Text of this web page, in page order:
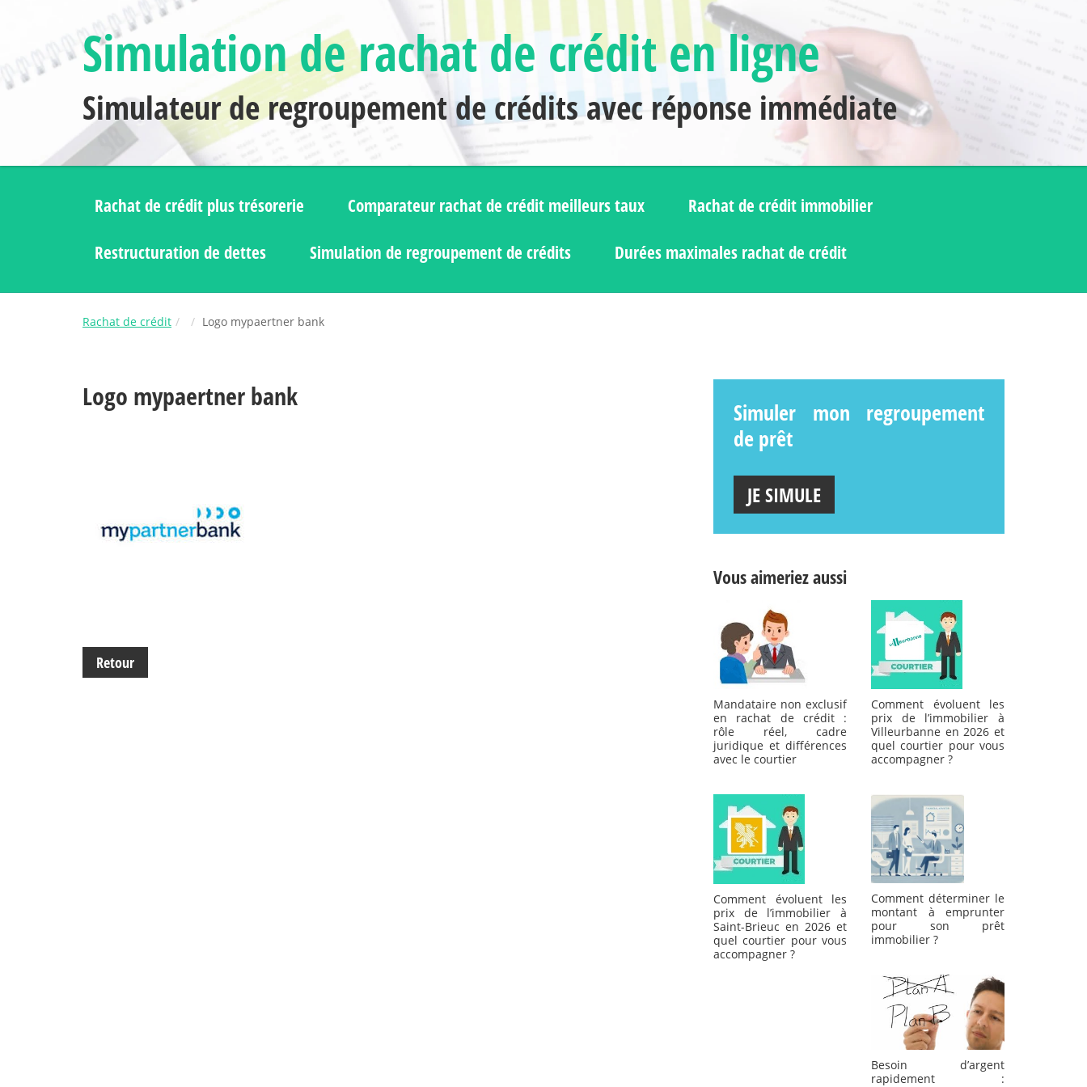
Simulation de rachat de crédit en ligne
Simulateur de regroupement de crédits avec réponse immédiate
Rachat de crédit plus trésorerie Comparateur rachat de crédit meilleurs taux Rachat de crédit immobilier
Restructuration de dettes Simulation de regroupement de crédits Durées maximales rachat de crédit
Rachat de crédit Logo mypaertner bank
Logo mypaertner bank
Retour
Simuler mon regroupement
de prêt
JE SIMULE
Vous aimeriez aussi
Mandataire non exclusif
en rachat de crédit :
rôle réel, cadre
juridique et différences
avec le courtier
Comment évoluent les
prix de l’immobilier à
Villeurbanne en 2026 et
quel courtier pour vous
accompagner ?
Comment évoluent les
prix de l’immobilier à
Saint-Brieuc en 2026 et
quel courtier pour vous
accompagner ?
Comment déterminer le
montant à emprunter
pour son prêt
immobilier ?
Besoin d’argent
rapidement :